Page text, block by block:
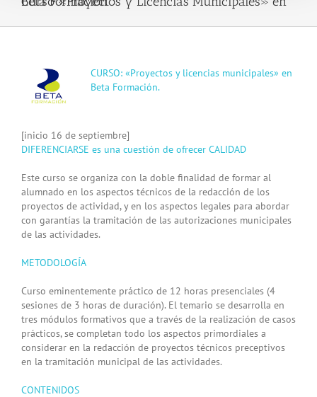
Larger
Image
CURSO: «Proyectos y licencias municipales» en
Beta Formación.
[inicio 16 de septiembre]
DIFERENCIARSE es una cuestión de ofrecer CALIDAD
Este curso se organiza con la doble finalidad de formar al
alumnado en los aspectos técnicos de la redacción de los
proyectos de actividad, y en los aspectos legales para abordar
con garantías la tramitación de las autorizaciones municipales
de las actividades.
METODOLOGÍA
Curso eminentemente práctico de 12 horas presenciales (4
sesiones de 3 horas de duración). El temario se desarrolla en
tres módulos formativos que a través de la realización de casos
prácticos, se completan todo los aspectos primordiales a
considerar en la redacción de proyectos técnicos preceptivos
en la tramitación municipal de las actividades.
CONTENIDOS